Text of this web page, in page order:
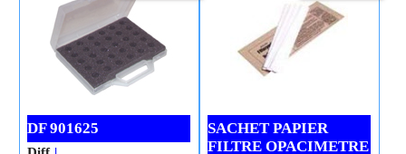
DF 901625
SACHET PAPIER
FILTRE OPACIMETRE